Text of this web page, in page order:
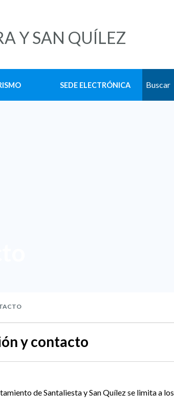
Y SAN QUÍLEZ
SEDE ELECTRÓNICA
y contacto
de Santaliesta y San Quílez se limita a los